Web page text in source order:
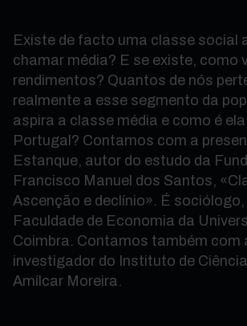
Existe de facto uma classe social
chamar média? E se existe, como
rendimentos? Quantos de nós
realmente a esse segmento da
aspira a classe média e como é
Portugal? Contamos com a
Estanque, autor do estudo da
Francisco Manuel dos Santos,
Ascenção e declínio». É
Faculdade de Economia da
Coimbra. Contamos também com
investigador do Instituto de
Amílcar Moreira.